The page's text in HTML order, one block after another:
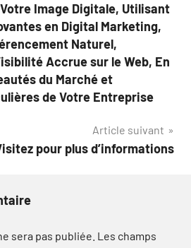
Image Digitale, Utilisant
en Digital Marketing,
Naturel,
Accrue sur le Web, En
du Marché et
de Votre Entreprise
Article suivant
pour plus d’informations
sera pas publiée. Les champs